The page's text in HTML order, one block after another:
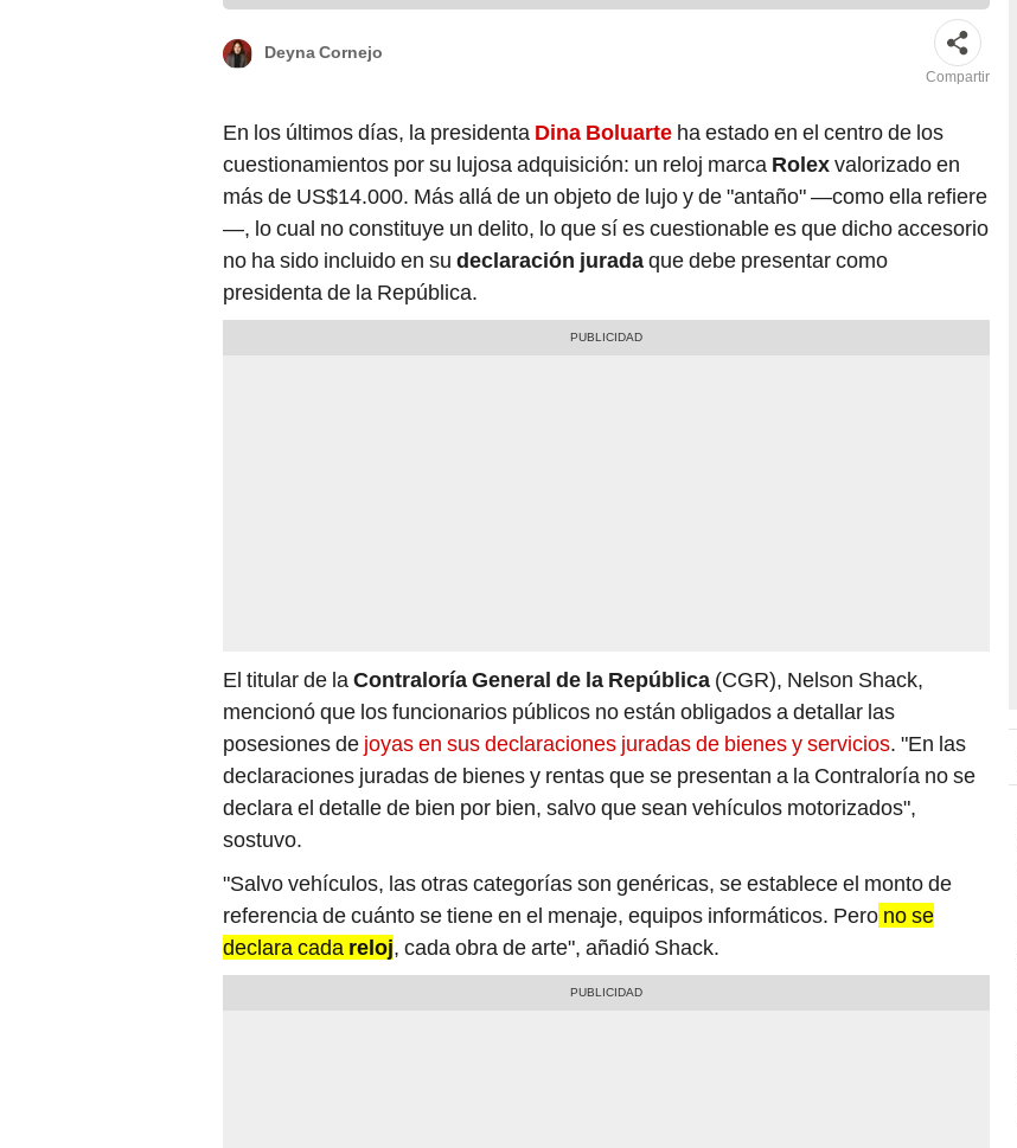
Deyna Cornejo
Compartir
En los últimos días, la presidenta Dina Boluarte ha estado en el centro de los
cuestionamientos por su lujosa adquisición: un reloj marca Rolexvalorizado en
más de US$14.000. Más allá de un objeto de lujo y de "antaño" —como ella refiere
—, lo cual no constituye un delito, lo que sí es cuestionable es que dicho accesorio
no ha sido incluido en su declaración juradaque debe presentar como
presidenta de la República.
El titular de laContraloría General de la República (CGR), Nelson Shack,
mencionó que los funcionarios públicos no están obligados a detallar las
posesiones de joyas en sus declaraciones juradas de bienes y servicios. "En las
declaraciones juradas de bienes y rentas que se presentan a la Contraloría no se
declara el detalle de bien por bien, salvo que sean vehículos motorizados",
sostuvo.
"Salvo vehículos, las otras categorías son genéricas, se establece el monto de
referencia de cuánto se tiene en el menaje, equipos informáticos. Pero no se
declara cada reloj, cada obra de arte", añadió Shack.